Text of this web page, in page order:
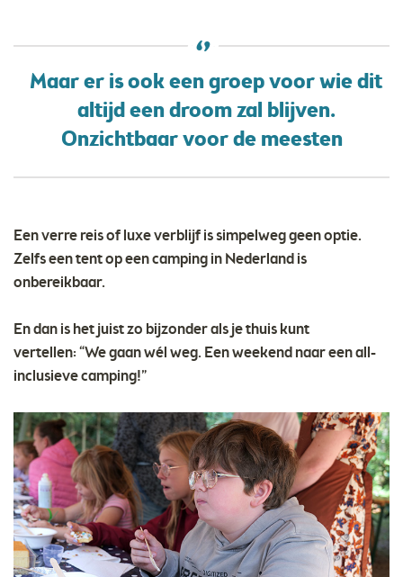
Maar er is ook een groep voor wie dit
altijd een droom zal blijven.
Onzichtbaar voor de meesten
Een verre reis of luxe verblijf is simpelweg geen optie.
Zelfs een tent op een camping in Nederland is
onbereikbaar.
En dan is het juist zo bijzonder als je thuis kunt
vertellen: “We gaan wél weg. Een weekend naar een all-
inclusieve camping!”